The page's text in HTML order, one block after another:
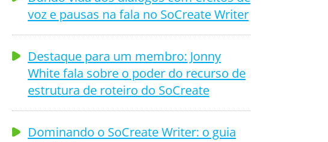
voz e pausas na fala no SoCreate Writer
Destaque para um membro: Jonny
White fala sobre o poder do recurso de
estrutura de roteiro do SoCreate
Dominando o SoCreate Writer: o guia